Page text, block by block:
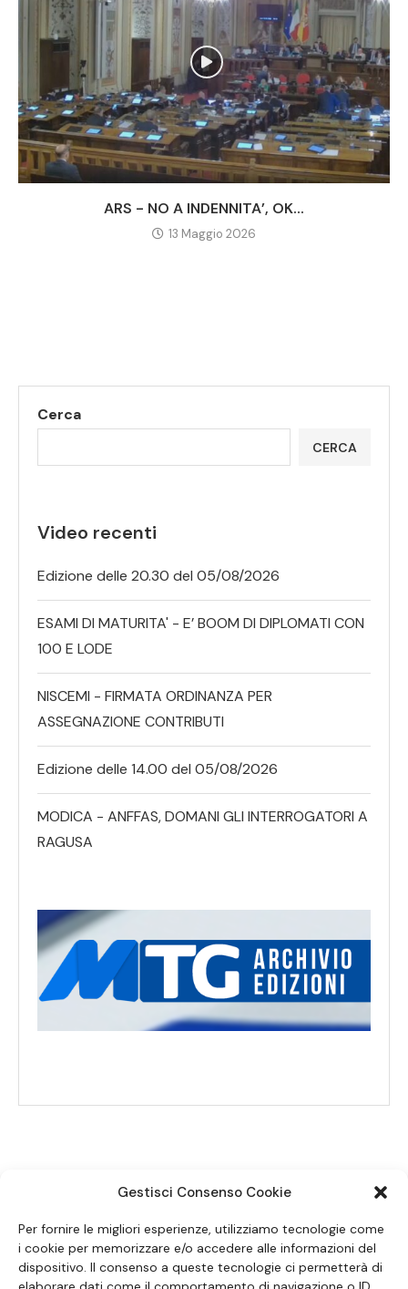
Gestisci Consenso Cookie
Per fornire le migliori esperienze, utilizziamo tecnologie come
i cookie per memorizzare e/o accedere alle informazioni del
dispositivo. Il consenso a queste tecnologie ci permetterà di
ARS - NO A INDENNITA’, OK...
13 Maggio 2026
Cerca
CERCA
Video recenti
Edizione delle 20.30 del 05/08/2026
ESAMI DI MATURITA' - E’ BOOM DI DIPLOMATI CON
100 E LODE
NISCEMI - FIRMATA ORDINANZA PER
ASSEGNAZIONE CONTRIBUTI
Edizione delle 14.00 del 05/08/2026
MODICA - ANFFAS, DOMANI GLI INTERROGATORI A
RAGUSA
SEGUICI SUI SOCIAL